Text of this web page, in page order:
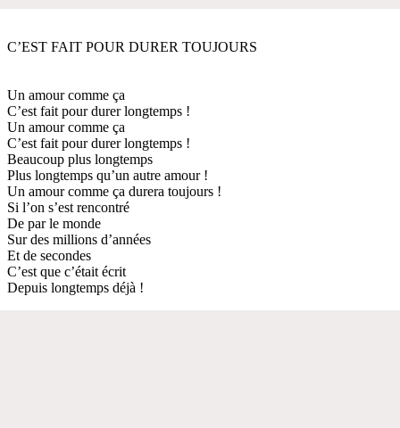
C’EST FAIT POUR DURER TOUJOURS
Un amour comme ça
C’est fait pour durer longtemps !
Un amour comme ça
C’est fait pour durer longtemps !
Beaucoup plus longtemps
Plus longtemps qu’un autre amour !
Un amour comme ça durera toujours !
Si l’on s’est rencontré
De par le monde
Sur des millions d’années
Et de secondes
C’est que c’était écrit
Depuis longtemps déjà !